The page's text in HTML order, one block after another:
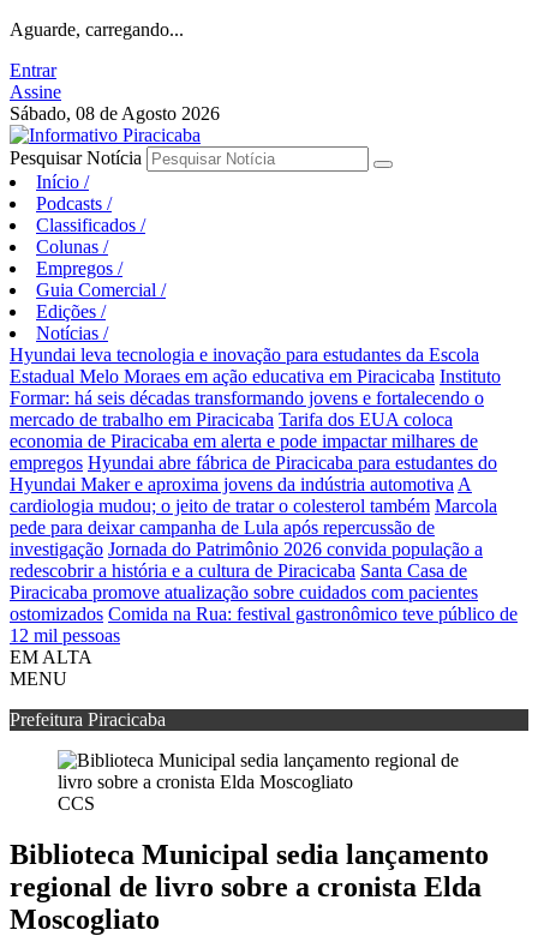
Aguarde, carregando...
Entrar
Assine
Sábado, 08 de Agosto 2026
Pesquisar Notícia
Início /
Podcasts /
Classificados /
Colunas /
Empregos /
Guia Comercial /
Edições /
Notícias /
Hyundai leva tecnologia e inovação para estudantes da Escola
Estadual Melo Moraes em ação educativa em Piracicaba Instituto
Formar: há seis décadas transformando jovens e fortalecendo o
mercado de trabalho em Piracicaba Tarifa dos EUA coloca
economia de Piracicaba em alerta e pode impactar milhares de
empregos Hyundai abre fábrica de Piracicaba para estudantes do
Hyundai Maker e aproxima jovens da indústria automotiva A
cardiologia mudou; o jeito de tratar o colesterol também Marcola
pede para deixar campanha de Lula após repercussão de
investigação Jornada do Patrimônio 2026 convida população a
redescobrir a história e a cultura de Piracicaba Santa Casa de
Piracicaba promove atualização sobre cuidados com pacientes
ostomizados Comida na Rua: festival gastronômico teve público de
12 mil pessoas
EM ALTA
MENU
Prefeitura Piracicaba
CCS
Biblioteca Municipal sedia lançamento
regional de livro sobre a cronista Elda
Moscogliato